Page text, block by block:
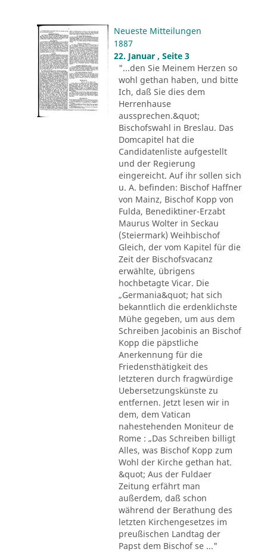
Neueste Mitteilungen
1887
22. Januar , Seite 3
"...den Sie Meinem Herzen so
wohl gethan haben, und bitte
Ich, daß Sie dies dem
Herrenhause
aussprechen.&quot;
Bischofswahl in Breslau. Das
Domcapitel hat die
Candidatenliste aufgestellt
und der Regierung
eingereicht. Auf ihr sollen sich
u. A. befinden: Bischof Haffner
von Mainz, Bischof Kopp von
Fulda, Benediktiner-Erzabt
Maurus Wolter in Seckau
(Steiermark) Weihbischof
Gleich, der vom Kapitel für die
Zeit der Bischofsvacanz
erwählte, übrigens
hochbetagte Vicar. Die
„Germania&quot; hat sich
bekanntlich die erdenklichste
Mühe gegeben, um aus dem
Schreiben Jacobinis an Bischof
Kopp die päpstliche
Anerkennung für die
Friedensthätigkeit des
letzteren durch fragwürdige
Uebersetzungskünste zu
entfernen. Jetzt lesen wir in
dem, dem Vatican
nahestehenden Moniteur de
Rome : „Das Schreiben billigt
Alles, was Bischof Kopp zum
Wohl der Kirche gethan hat.
&quot; Aus der Fuldaer
Zeitung erfährt man
außerdem, daß schon
während der Berathung des
letzten Kirchengesetzes im
preußischen Landtag der
Papst dem Bischof se ..."